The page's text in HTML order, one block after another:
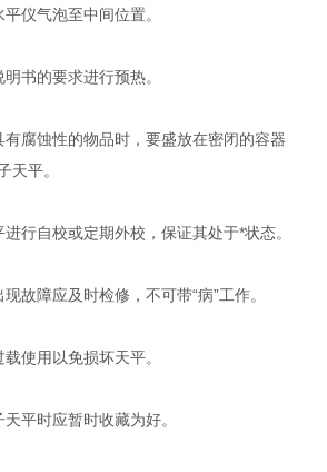
气泡至中间位置。
的要求进行预热。
腐蚀性的物品时，要盛放在密闭的容器
天平。
自校或定期外校，保证其处于*状态。
障应及时检修，不可带“病”工作。
用以免损坏天平。
时应暂时收藏为好。